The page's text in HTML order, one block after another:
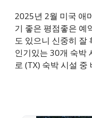
2025년 2월 미국 애
기 좋은 평점좋은 예
도 있으니 신중히 잘
인기있는 30개 숙박
로 (TX) 숙박 시설